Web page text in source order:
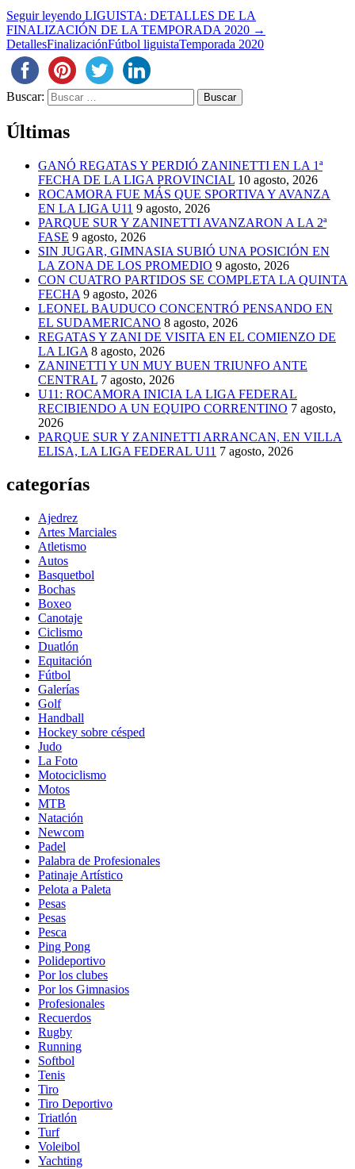
Seguir leyendo LIGUISTA: DETALLES DE LA
FINALIZACIÓN DE LA TEMPORADA 2020 →
DetallesFinalizaciónFútbol liguistaTemporada 2020
Buscar:
Últimas
GANÓ REGATAS Y PERDIÓ ZANINETTI EN LA 1ª
FECHA DE LA LIGA PROVINCIAL 10 agosto, 2026
ROCAMORA FUE MÁS QUE SPORTIVA Y AVANZA
EN LA LIGA U11 9 agosto, 2026
PARQUE SUR Y ZANINETTI AVANZARON A LA 2ª
FASE 9 agosto, 2026
SIN JUGAR, GIMNASIA SUBIÓ UNA POSICIÓN EN
LA ZONA DE LOS PROMEDIO 9 agosto, 2026
CON CUATRO PARTIDOS SE COMPLETA LA QUINTA
FECHA 9 agosto, 2026
LEONEL BAUDUCO CONCENTRÓ PENSANDO EN
EL SUDAMERICANO 8 agosto, 2026
REGATAS Y ZANI DE VISITA EN EL COMIENZO DE
LA LIGA 8 agosto, 2026
ZANINETTI Y UN MUY BUEN TRIUNFO ANTE
CENTRAL 7 agosto, 2026
U11: ROCAMORA INICIA LA LIGA FEDERAL
RECIBIENDO A UN EQUIPO CORRENTINO 7 agosto,
2026
PARQUE SUR Y ZANINETTI ARRANCAN, EN VILLA
ELISA, LA LIGA FEDERAL U11 7 agosto, 2026
categorías
Ajedrez
Artes Marciales
Atletismo
Autos
Basquetbol
Bochas
Boxeo
Canotaje
Ciclismo
Duatlón
Equitación
Fútbol
Galerías
Golf
Handball
Hockey sobre césped
Judo
La Foto
Motociclismo
Motos
MTB
Natación
Newcom
Padel
Palabra de Profesionales
Patinaje Artístico
Pelota a Paleta
Pesas
Pesas
Pesca
Ping Pong
Polideportivo
Por los clubes
Por los Gimnasios
Profesionales
Recuerdos
Rugby
Running
Softbol
Tenis
Tiro
Tiro Deportivo
Triatlón
Turf
Voleibol
Yachting